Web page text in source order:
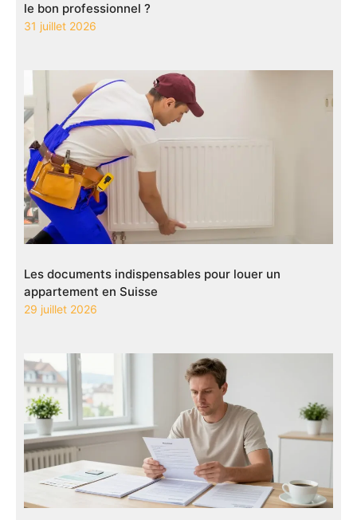
le bon professionnel ?
31 juillet 2026
Les documents indispensables pour louer un
appartement en Suisse
29 juillet 2026